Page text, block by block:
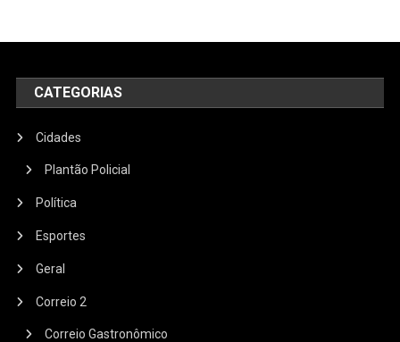
CATEGORIAS
Cidades
Plantão Policial
Política
Esportes
Geral
Correio 2
Correio Gastronômico